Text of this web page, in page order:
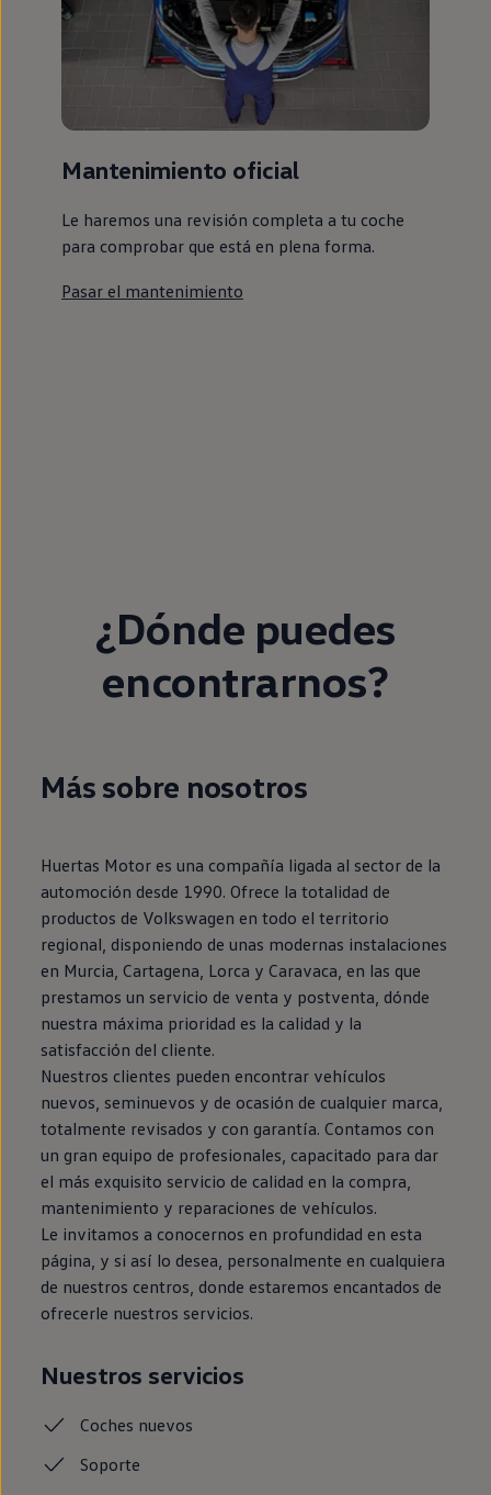
Mantenimiento oficial
Le haremos una revisión completa a tu coche
para comprobar que está en plena forma.
Pasar el mantenimiento
¿Dónde puedes
encontrarnos?
Más sobre nosotros
Huertas Motor es una compañía ligada al sector de la
automoción desde 1990. Ofrece la totalidad de
productos de Volkswagen en todo el territorio
regional, disponiendo de unas modernas instalaciones
en Murcia, Cartagena, Lorca y Caravaca, en las que
prestamos un servicio de venta y postventa, dónde
nuestra máxima prioridad es la calidad y la
satisfacción del cliente.
Nuestros clientes pueden encontrar vehículos
nuevos, seminuevos y de ocasión de cualquier marca,
totalmente revisados y con garantía. Contamos con
un gran equipo de profesionales, capacitado para dar
el más exquisito servicio de calidad en la compra,
mantenimiento y reparaciones de vehículos.
Le invitamos a conocernos en profundidad en esta
página, y si así lo desea, personalmente en cualquiera
de nuestros centros, donde estaremos encantados de
ofrecerle nuestros servicios.
Nuestros servicios
Coches nuevos
Soporte